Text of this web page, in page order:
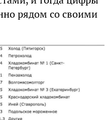
рядом со своими